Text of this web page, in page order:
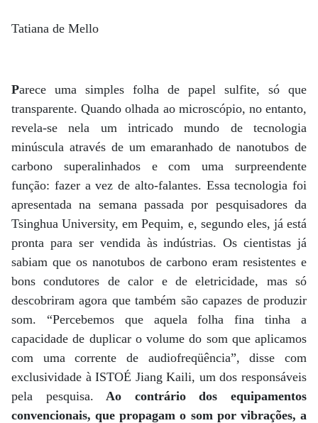
Tatiana de Mello
Parece uma simples folha de papel sulfite, só que
transparente. Quando olhada ao microscópio, no entanto,
revela-se nela um intricado mundo de tecnologia
minúscula através de um emaranhado de nanotubos de
carbono superalinhados e com uma surpreendente
função: fazer a vez de alto-falantes. Essa tecnologia foi
apresentada na semana passada por pesquisadores da
Tsinghua University, em Pequim, e, segundo eles, já está
pronta para ser vendida às indústrias. Os cientistas já
sabiam que os nanotubos de carbono eram resistentes e
bons condutores de calor e de eletricidade, mas só
descobriram agora que também são capazes de produzir
som. “Percebemos que aquela folha fina tinha a
capacidade de duplicar o volume do som que aplicamos
com uma corrente de audiofreqüência”, disse com
exclusividade à ISTOÉ Jiang Kaili, um dos responsáveis
pela pesquisa. Ao contrário dos equipamentos
convencionais, que propagam o som por vibrações, a